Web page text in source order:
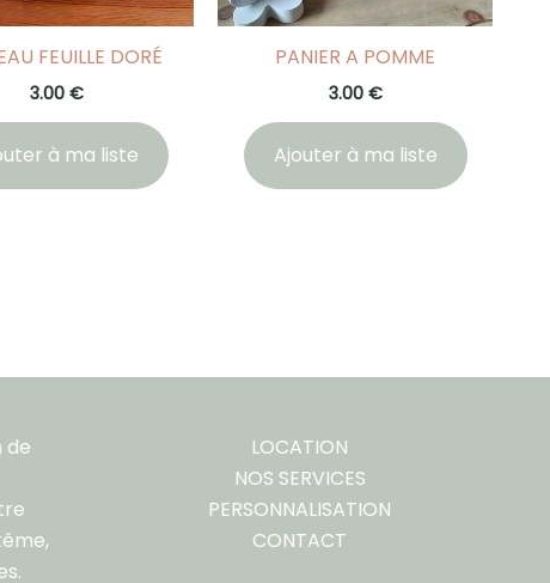
FEUILLE DORÉ
3.00 €
à ma liste
PANIER A POMME
3.00 €
Ajouter à ma liste
de
LOCATION
NOS SERVICES
PERSONNALISATION
CONTACT